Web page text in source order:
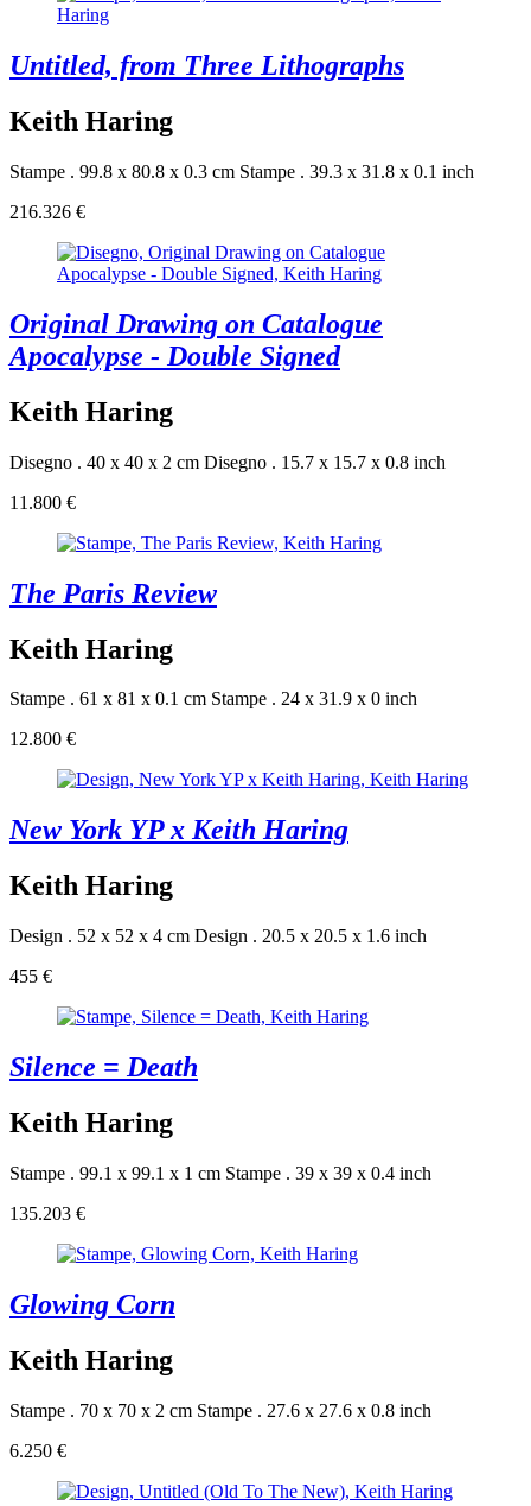
Untitled, from Three Lithographs
Keith Haring
Stampe . 99.8 x 80.8 x 0.3 cm Stampe . 39.3 x 31.8 x 0.1 inch
216.326 €
Original Drawing on Catalogue
Apocalypse - Double Signed
Keith Haring
Disegno . 40 x 40 x 2 cm Disegno . 15.7 x 15.7 x 0.8 inch
11.800 €
The Paris Review
Keith Haring
Stampe . 61 x 81 x 0.1 cm Stampe . 24 x 31.9 x 0 inch
12.800 €
New York YP x Keith Haring
Keith Haring
Design . 52 x 52 x 4 cm Design . 20.5 x 20.5 x 1.6 inch
455 €
Silence = Death
Keith Haring
Stampe . 99.1 x 99.1 x 1 cm Stampe . 39 x 39 x 0.4 inch
135.203 €
Glowing Corn
Keith Haring
Stampe . 70 x 70 x 2 cm Stampe . 27.6 x 27.6 x 0.8 inch
6.250 €